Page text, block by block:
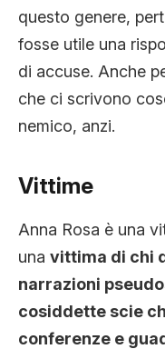
questo genere,
fosse utile una
di accuse. Anche
che ci scrivono
nemico, anzi.
Vittime
Anna Rosa è una
una vittima di chi
narrazioni
cosiddette scie
conferenze e